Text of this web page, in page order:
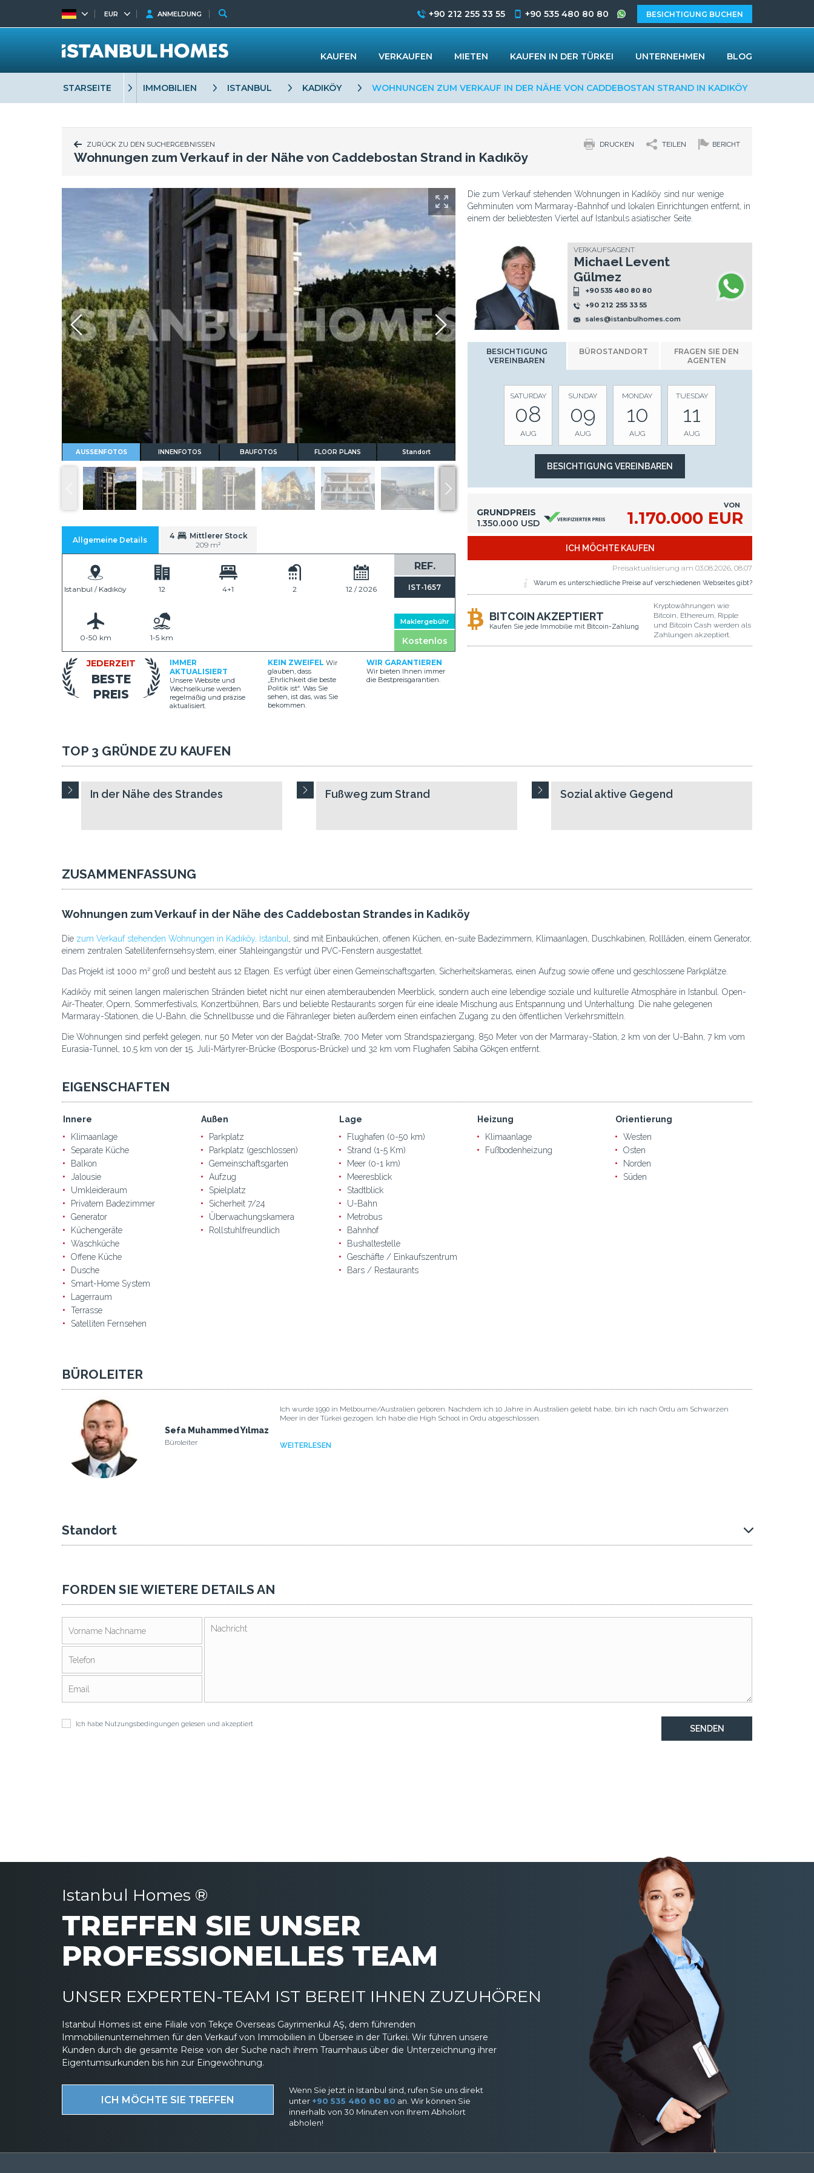
STARSEITE IMMOBILIEN ISTANBUL KADIKÖY WOHNUNGEN ZUM VERKAUF IN DER NÄHE VON CADDEBOSTAN STRAND IN KADIKÖY
ZURÜCK ZU DEN SUCHERGEBNISSEN BERICHT
TEILEN
DRUCKEN
Wohnungen zum Verkauf in der Nähe von Caddebostan Strand in Kadıköy
AUSSENFOTOS INNENFOTOS BAUFOTOS FLOOR PLANS Standort
Allgemeine Details 4
Mittlerer Stock
209 m²
REF.
IST-1657
Maklergebühr
Kostenlos
Istanbul / Kadıköy 12 4+1 2 12 / 2026
0-50 km 1-5 km
JEDERZEIT
BESTE
PREIS
IMMER
AKTUALISIERT
Unsere Website und
Wechselkurse werden
regelmäßig und präzise
aktualisiert.
KEIN ZWEIFEL Wir
glauben, dass
„Ehrlichkeit die beste
Politik ist“. Was Sie
sehen, ist das, was Sie
bekommen.
WIR GARANTIEREN
Wir bieten Ihnen immer
die Bestpreisgarantien.
Die zum Verkauf stehenden Wohnungen in Kadıköy sind nur wenige
Gehminuten vom Marmaray-Bahnhof und lokalen Einrichtungen entfernt, in
einem der beliebtesten Viertel auf Istanbuls asiatischer Seite.
VERKAUFSAGENT
Michael Levent
Gülmez
+90 535 480 80 80
+90 212 255 33 55
sales@istanbulhomes.com
Whatsapp
BESICHTIGUNG
VEREINBAREN
BÜROSTANDORT
FRAGEN SIE DEN
AGENTEN
SATURDAY
08
AUG
SUNDAY
09
AUG
MONDAY
10
AUG
TUESDAY
11
AUG
GRUNDPREIS
1.350.000 USD
VON
1.170.000 EUR
ICH MÖCHTE KAUFEN
Preisaktualisierung am 03.08.2026, 08.07
Warum es unterschiedliche Preise auf verschiedenen Webseites gibt?
BITCOIN AKZEPTIERT
Kaufen Sie jede Immobilie mit Bitcoin-Zahlung
Kryptowährungen wie
Bitcoin, Ethereum, Ripple
und Bitcoin Cash werden als
Zahlungen akzeptiert.
TOP 3 GRÜNDE ZU KAUFEN
In der Nähe des Strandes Fußweg zum Strand Sozial aktive Gegend
ZUSAMMENFASSUNG
Wohnungen zum Verkauf in der Nähe des Caddebostan Strandes in Kadıköy
Die zum Verkauf stehenden Wohnungen in Kadıköy, İstanbul , sind mit Einbauküchen, offenen Küchen, en-suite Badezimmern, Klimaanlagen, Duschkabinen, Rollläden, einem Generator,
einem zentralen Satellitenfernsehsystem, einer Stahleingangstür und PVC-Fenstern ausgestattet.
Das Projekt ist 1000 m² groß und besteht aus 12 Etagen. Es verfügt über einen Gemeinschaftsgarten, Sicherheitskameras, einen Aufzug sowie offene und geschlossene Parkplätze.
Kadıköy mit seinen langen malerischen Stränden bietet nicht nur einen atemberaubenden Meerblick, sondern auch eine lebendige soziale und kulturelle Atmosphäre in Istanbul. Open-
Air-Theater, Opern, Sommerfestivals, Konzertbühnen, Bars und beliebte Restaurants sorgen für eine ideale Mischung aus Entspannung und Unterhaltung. Die nahe gelegenen
Marmaray-Stationen, die U-Bahn, die Schnellbusse und die Fähranleger bieten außerdem einen einfachen Zugang zu den öffentlichen Verkehrsmitteln.
Die Wohnungen sind perfekt gelegen, nur 50 Meter von der Bağdat-Straße, 700 Meter vom Strandspaziergang, 850 Meter von der Marmaray-Station, 2 km von der U-Bahn, 7 km vom
Eurasia-Tunnel, 10,5 km von der 15. Juli-Märtyrer-Brücke (Bosporus-Brücke) und 32 km vom Flughafen Sabiha Gökçen entfernt.
EIGENSCHAFTEN
Innere
Klimaanlage
Separate Küche
Balkon
Jalousie
Umkleideraum
Privatem Badezimmer
Generator
Küchengeräte
Waschküche
Offene Küche
Dusche
Smart-Home System
Lagerraum
Terrasse
Satelliten Fernsehen
Außen
Parkplatz
Parkplatz (geschlossen)
Gemeinschaftsgarten
Aufzug
Spielplatz
Sicherheit 7/24
Überwachungskamera
Rollstuhlfreundlich
Lage
Flughafen (0-50 km)
Strand (1-5 Km)
Meer (0-1 km)
Meeresblick
Stadtblick
U-Bahn
Metrobus
Bahnhof
Bushaltestelle
Geschäfte / Einkaufszentrum
Bars / Restaurants
Heizung
Klimaanlage
Fußbodenheizung
Orientierung
Westen
Osten
Norden
Süden
BÜROLEITER
Sefa Muhammed Yılmaz
Büroleiter
Ich wurde 1990 in Melbourne/Australien geboren. Nachdem ich 10 Jahre in Australien gelebt habe, bin ich nach Ordu am Schwarzen
Meer in der Türkei gezogen. Ich habe die High School in Ordu abgeschlossen.
WEITERLESEN
Standort
FORDEN SIE WIETERE DETAILS AN
Ich habe Nutzungsbedingungen gelesen und akzeptiert
EUR ANMELDUNG +90 212 255 33 55 +90 535 480 80 80 BESICHTIGUNG BUCHEN
KAUFEN VERKAUFEN MIETEN KAUFEN IN DER TÜRKEI UNTERNEHMEN BLOG
Istanbul Homes ®
TREFFEN SIE UNSER
PROFESSIONELLES TEAM
UNSER EXPERTEN-TEAM IST BEREIT IHNEN ZUZUHÖREN
Istanbul Homes ist eine Filiale von Tekçe Overseas Gayrimenkul AŞ, dem führenden
Immobilienunternehmen für den Verkauf von Immobilien in Übersee in der Türkei. Wir führen unsere
Kunden durch die gesamte Reise von der Suche nach ihrem Traumhaus über die Unterzeichnung ihrer
Eigentumsurkunden bis hin zur Eingewöhnung.
ICH MÖCHTE SIE TREFFEN
Wenn Sie jetzt in Istanbul sind, rufen Sie uns direkt
unter +90 535 480 80 80 an. Wir können Sie
innerhalb von 30 Minuten von Ihrem Abholort
abholen!